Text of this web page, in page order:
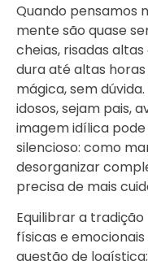
Quando pensamos
mente são quase
cheias, risadas
dura até altas
mágica, sem
idosos, sejam pais,
imagem idílica
silencioso: como
desorganizar
precisa de mais
Equilibrar a
físicas e
questão de